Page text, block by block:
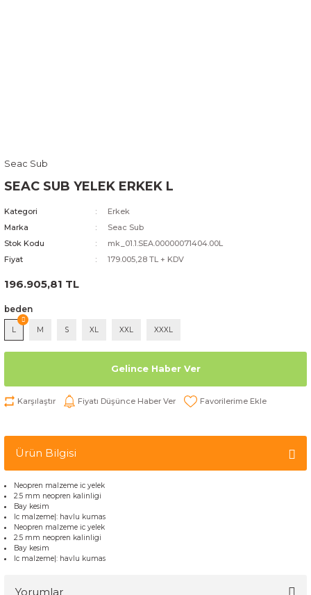
Seac Sub
SEAC SUB YELEK ERKEK L
Kategori
Erkek
Marka
Seac Sub
Stok Kodu
mk_01.1.SEA.00000071404.00L
Fiyat
179.005,28 TL + KDV
196.905,81 TL
beden
L M S XL XXL XXXL
Gelince Haber Ver
Karşılaştır Fiyatı Düşünce Haber Ver
Ürün Bilgisi
Neopren malzeme ic yelek
2.5 mm neopren kalinligi
Bay kesim
Ic malzeme|: havlu kumas
Neopren malzeme ic yelek
2.5 mm neopren kalinligi
Bay kesim
Ic malzeme|: havlu kumas
Yorumlar